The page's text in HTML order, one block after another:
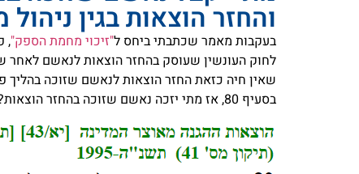
והחזר הוצאות בגין
בעקבות מאמר שכתבתי ביחס ל"זיכוי מחמת הספק"
לחוק העונשין שעוסק בהחזר הוצאות לנאשם לאחר
שאין חיה כזאת החזר הוצאות לנאשם שזוכה בהליך
בסעיף 80, אז מתי יזכה נאשם שזוכה בהחזר הוצאות?